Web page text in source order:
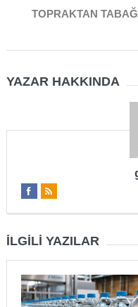
TOPRAKTAN
YAZAR HAKKINDA
İLGILI YAZILAR